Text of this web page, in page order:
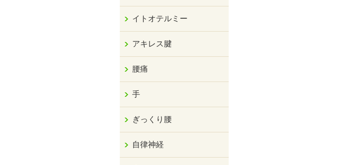
イトオテルミー
アキレス腱
腰痛
手
ぎっくり腰
自律神経